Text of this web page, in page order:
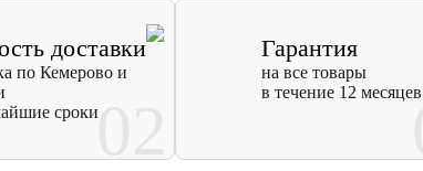
доставки
по Кемерово и
сроки02
Гарантия
на все товары
в течение 12 месяцев